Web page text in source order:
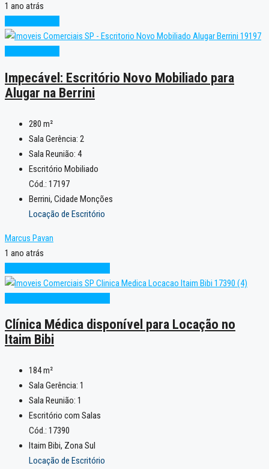
1 ano atrás
Impecável: Escritório Novo Mobiliado para
Alugar na Berrini
280 m²
Sala Gerência: 2
Sala Reunião: 4
Escritório Mobiliado
Cód.: 17197
Berrini, Cidade Monções
Locação de Escritório
Marcus Pavan
1 ano atrás
Clínica Médica disponível para Locação no
Itaim Bibi
184m²
Sala Gerência: 1
Sala Reunião: 1
Escritório com Salas
Cód.: 17390
Itaim Bibi, Zona Sul
Locação de Escritório